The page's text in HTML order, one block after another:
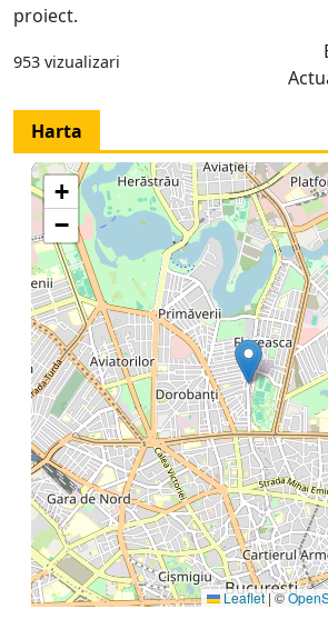
proiect.
953 vizualizari
Harta
+
−
Leaflet |©